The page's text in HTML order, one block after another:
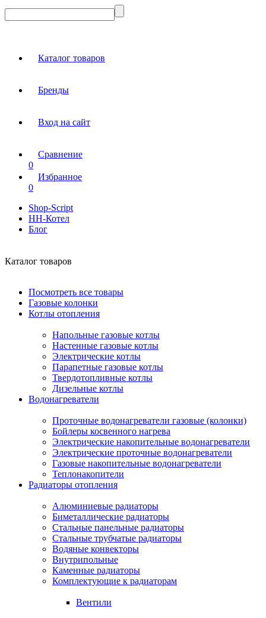
Каталог товаров
Бренды
Вход на сайт
Сравнение
0
Избранное
0
Shop-Script
НН-Котел
Блог
Каталог товаров
Посмотреть все товары
Газовые колонки
Котлы отопления
Напольные газовые котлы
Настенные газовые котлы
Электрические котлы
Парапетные газовые котлы
Твердотопливные котлы
Дизельные котлы
Водонагреватели
Проточные водонагреватели газовые (колонки)
Бойлеры косвенного нагрева
Электрические накопительные водонагреватели
Электрические проточные водонагреватели
Газовые накопительные водонагреватели
Теплонакопители
Радиаторы отопления
Алюминиевые радиаторы
Биметаллические радиаторы
Стальные панельные радиаторы
Стальные трубчатые радиаторы
Водяные конвекторы
Внутрипольные
Каменные радиаторы
Комплектующие к радиаторам
Вентили